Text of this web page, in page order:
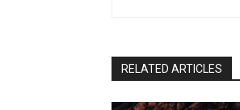
RELATED ARTICLES